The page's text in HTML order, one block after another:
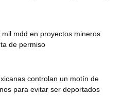
mil mdd en proyectos mineros
de permiso
controlan un motín de
para evitar ser deportados